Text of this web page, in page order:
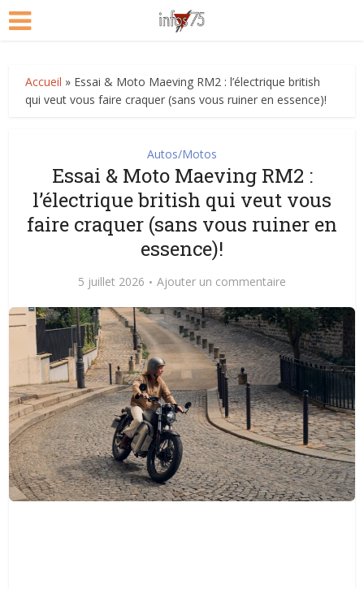
Accueil » Essai & Moto Maeving RM2 : l’électrique british
qui veut vous faire craquer (sans vous ruiner en essence)!
Autos/Motos
Essai & Moto Maeving RM2 :
l’électrique british qui veut vous
faire craquer (sans vous ruiner en
essence)!
5 juillet 2026 Ajouter un commentaire